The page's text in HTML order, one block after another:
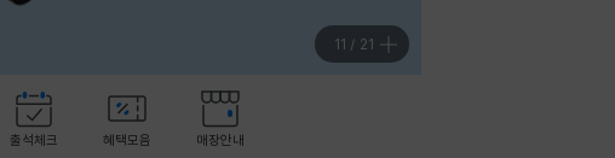
11 / 21
출석체크 혜택모음 매장안내